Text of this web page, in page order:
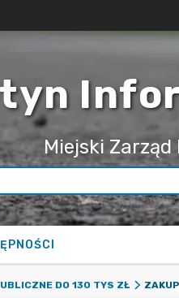
Miejski
DO 130 TYS ZŁ